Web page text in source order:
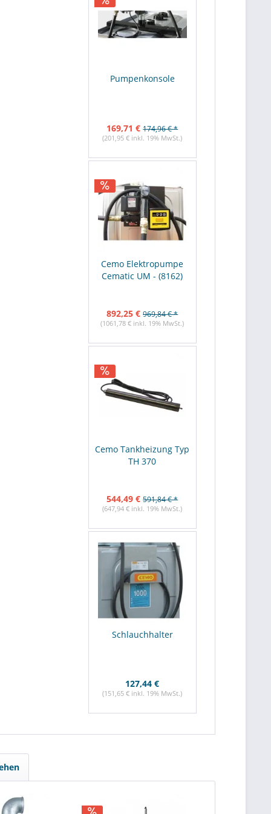
Pumpenkonsole
169,71 € 174,96 € *
(201,95 € inkl. 19% MwSt.)
Cemo Elektropumpe
Cematic UM - (8162)
892,25 € 969,84 € *
(1061,78 € inkl. 19% MwSt.)
Cemo Tankheizung Typ
TH 370
544,49 € 591,84 € *
(647,94 € inkl. 19% MwSt.)
Schlauchhalter
127,44 €
(151,65 € inkl. 19% MwSt.)